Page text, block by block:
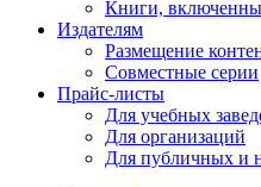
Книги,
Издателям
Размещение
Совместные серии
Прайс-листы
Для учебных
Для организаций
Для публичных и